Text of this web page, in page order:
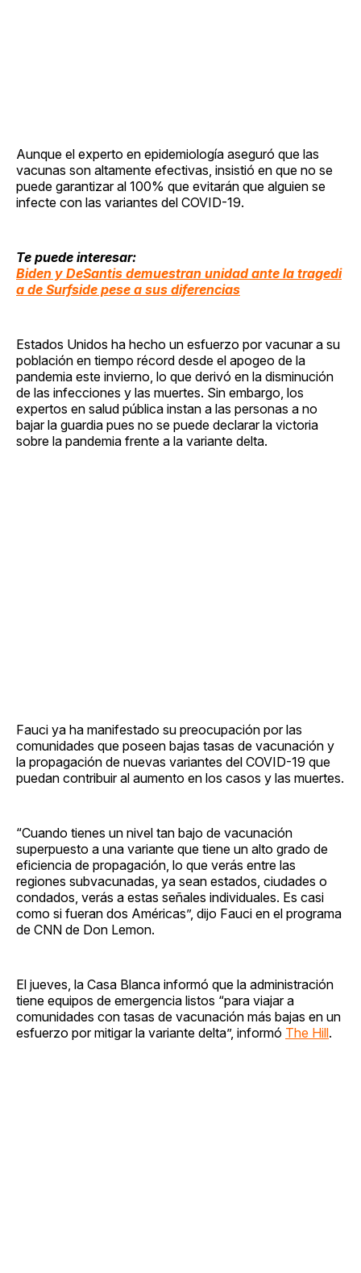
Aunque el experto en epidemiología aseguró que las
vacunas son altamente efectivas, insistió en que no se
puede garantizar al 100% que evitarán que alguien se
infecte con las variantes del COVID-19.
Te puede interesar:
Biden y DeSantis demuestran unidad ante la tragedi
a de Surfside pese a sus diferencias
Estados Unidos ha hecho un esfuerzo por vacunar a su
población en tiempo récord desde el apogeo de la
pandemia este invierno, lo que derivó en la disminución
de las infecciones y las muertes. Sin embargo, los
expertos en salud pública instan a las personas a no
bajar la guardia pues no se puede declarar la victoria
sobre la pandemia frente a la variante delta.
Fauci ya ha manifestado su preocupación por las
comunidades que poseen bajas tasas de vacunación y
la propagación de nuevas variantes del COVID-19 que
puedan contribuir al aumento en los casos y las muertes.
“Cuando tienes un nivel tan bajo de vacunación
superpuesto a una variante que tiene un alto grado de
eficiencia de propagación, lo que verás entre las
regiones subvacunadas, ya sean estados, ciudades o
condados, verás a estas señales individuales. Es casi
como si fueran dos Américas”, dijo Fauci en el programa
de CNN de Don Lemon.
El jueves, la Casa Blanca informó que la administración
tiene equipos de emergencia listos “para viajar a
comunidades con tasas de vacunación más bajas en un
esfuerzo por mitigar la variante delta”, informó The Hill.